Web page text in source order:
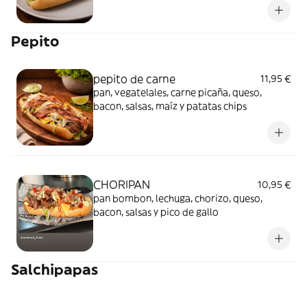
Pepito
pepito de carne
11,95 €
pan, vegatelales, carne picaña, queso,
bacon, salsas, maíz y patatas chips
CHORIPAN
10,95 €
pan bombon, lechuga, chorizo, queso,
bacon, salsas y pico de gallo
Salchipapas